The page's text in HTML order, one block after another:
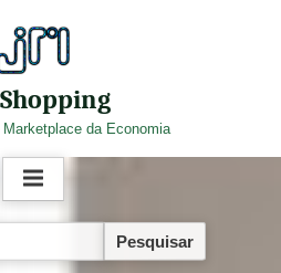
Shopping
da Economia